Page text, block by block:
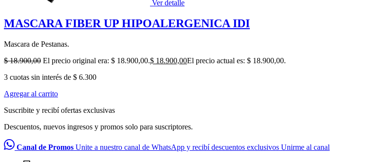
Ver detalle
MASCARA FIBER UP HIPOALERGENICA IDI
Mascara de Pestanas.
$18.900,00 El precio original era: $ 18.900,00.$ 18.900,00El precio actual es: $ 18.900,00.
3 cuotas sin interés de $ 6.300
Agregar al carrito
Suscribite y recibí ofertas exclusivas
Descuentos, nuevos ingresos y promos solo para suscriptores.
Canal de Promos Unite a nuestro canal de WhatsApp y recibí descuentos exclusivos Unirme al canal